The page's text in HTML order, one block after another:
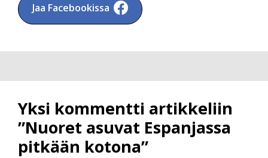
Jaa Facebookissa
Yksi kommentti artikkeliin
”Nuoret asuvat Espanjassa
pitkään kotona”